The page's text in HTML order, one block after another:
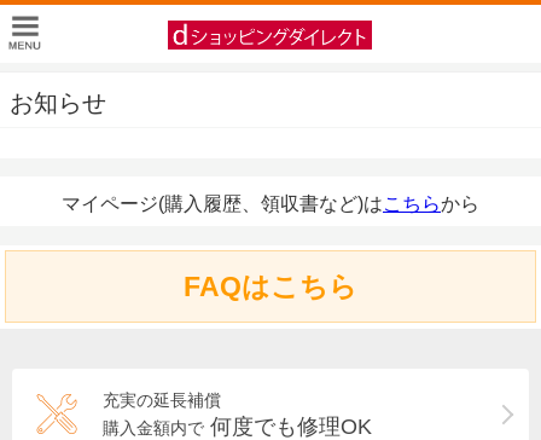
お知らせ
マイページ(購入履歴、領収書など)はこちらから
FAQはこちら
充実の延長補償
購入金額内で 何度でも修理OK